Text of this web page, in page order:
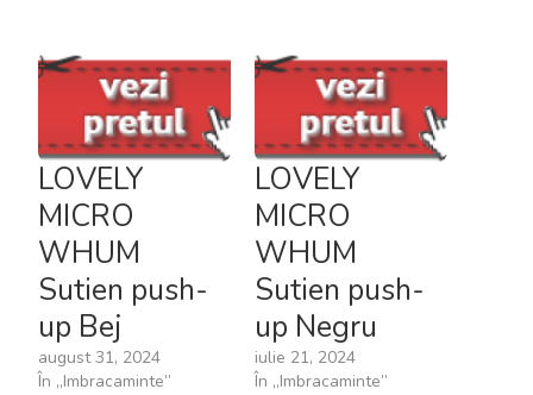
LOVELY
MICRO
WHUM
Sutien push-
up Bej
august 31, 2024
În „Imbracaminte”
LOVELY
MICRO
WHUM
Sutien push-
up Negru
iulie 21, 2024
În „Imbracaminte”